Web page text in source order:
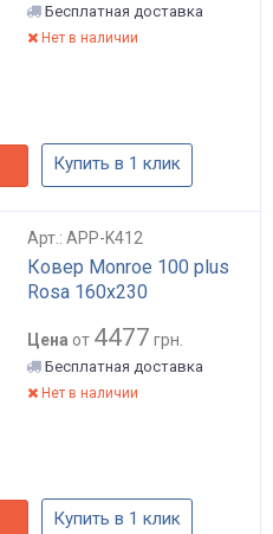
Бесплатная доставка
Нет в наличии
Купить в 1 клик
Арт.: APP-K412
Ковер Monroe 100 plus
Rosa 160х230
Цена от 4477 грн.
Бесплатная доставка
Нет в наличии
Купить в 1 клик